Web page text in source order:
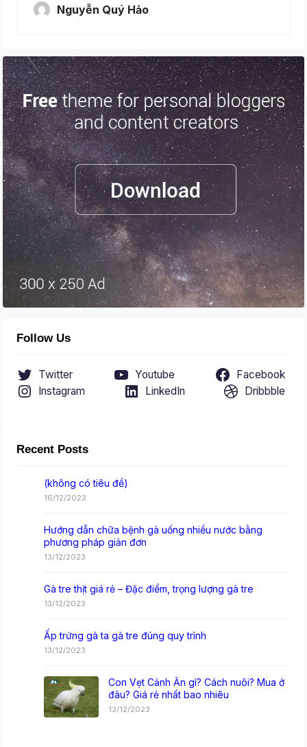
Nguyễn Quý Hảo
Follow Us
Twitter Youtube
Facebook
Instagram
LinkedIn Dribbble
Recent Posts
(không có tiêu đề)
16/12/2023
Hướng dẫn chữa bệnh gà uống nhiều nước bằng
phương pháp giản đơn
13/12/2023
Gà tre thịt giá rẻ – Đặc điểm, trọng lượng gà tre
13/12/2023
Ấp trứng gà ta gà tre đúng quy trình
13/12/2023
Con Vẹt Cảnh Ăn gì? Cách nuôi? Mua ở
đâu? Giá rẻ nhất bao nhiêu
13/12/2023